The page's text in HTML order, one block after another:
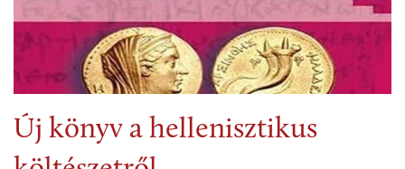
Új könyv a hellenisztikus